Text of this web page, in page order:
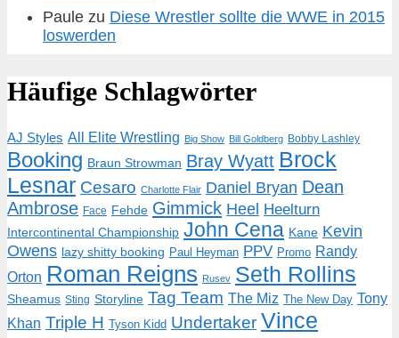
Paule zu Diese Wrestler sollte die WWE in 2015
loswerden
Häufige Schlagwörter
AJ Styles All Elite Wrestling Big Show Bill Goldberg Bobby Lashley
Booking Braun Strowman Bray Wyatt Brock
Lesnar Cesaro Charlotte Flair Daniel Bryan Dean
Ambrose Face Fehde Gimmick Heel Heelturn
Intercontinental Championship John Cena Kane Kevin
Owens lazy shitty booking Paul Heyman PPV Promo Randy
Orton Roman Reigns Rusev Seth Rollins
Sheamus Sting Storyline Tag Team The Miz The New Day Tony
Khan Triple H Tyson Kidd Undertaker Vince